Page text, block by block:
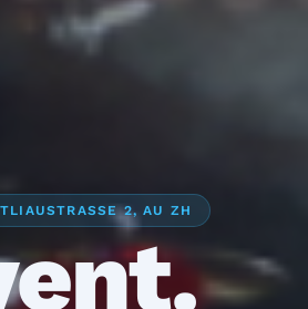
2, AU ZH